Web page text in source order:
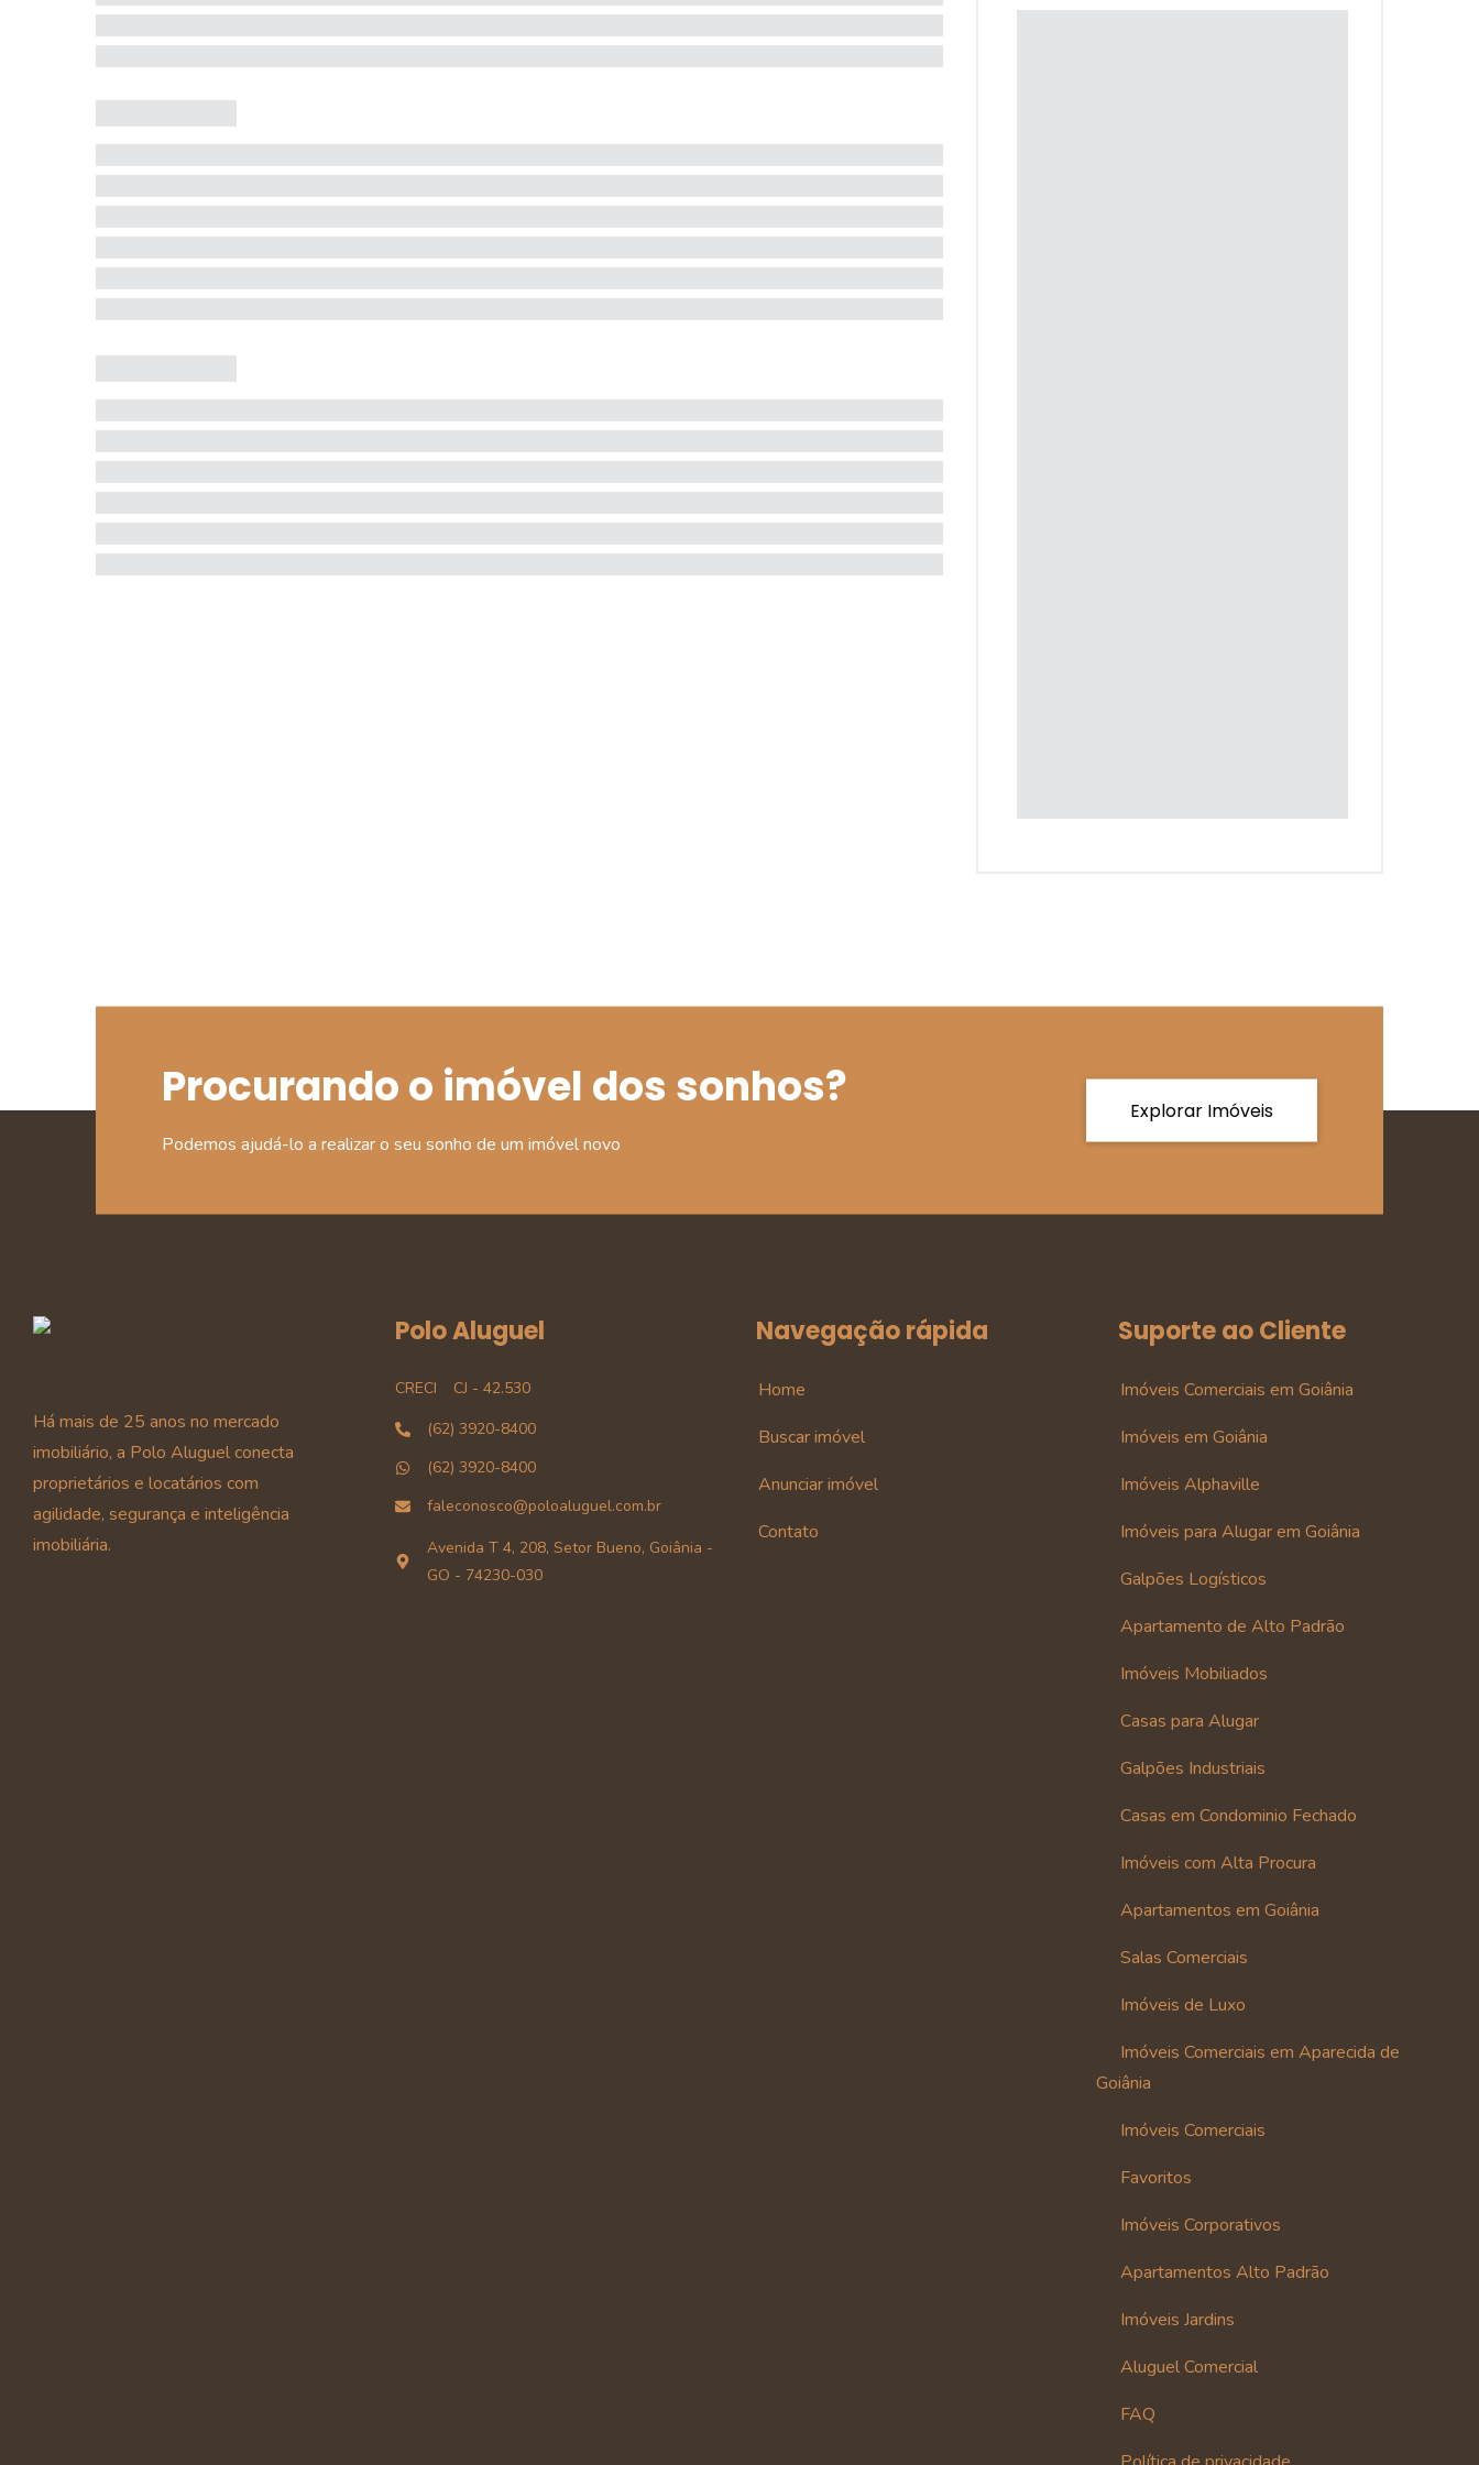
Procurando o imóvel dos sonhos?
Podemos ajudá-lo a realizar o seu sonho de um imóvel novo
Explorar Imóveis
Há mais de 25 anos no mercado
imobiliário, a Polo Aluguel conecta
proprietários e locatários com
agilidade, segurança e inteligência
imobiliária.
Polo Aluguel
CRECI
CJ - 42.530
(62) 3920-8400
(62) 3920-8400
faleconosco@poloaluguel.com.br
Avenida T 4, 208, Setor Bueno, Goiânia -
GO - 74230-030
Navegação rápida
Home
Buscar imóvel
Anunciar imóvel
Contato
Suporte ao Cliente
Imóveis Comerciais em Goiânia
Imóveis em Goiânia
Imóveis Alphaville
Imóveis para Alugar em Goiânia
Galpões Logísticos
Apartamento de Alto Padrão
Imóveis Mobiliados
Casas para Alugar
Galpões Industriais
Casas em Condominio Fechado
Imóveis com Alta Procura
Apartamentos em Goiânia
Salas Comerciais
Imóveis de Luxo
Imóveis Comerciais em Aparecida de
Goiânia
Imóveis Comerciais
Favoritos
Imóveis Corporativos
Apartamentos Alto Padrão
Imóveis Jardins
Aluguel Comercial
FAQ